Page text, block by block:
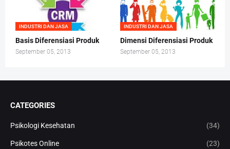
INDUSTRI DAN JASA
Basis Diferensiasi Produk
September 05, 2013
INDUSTRI DAN JASA
Dimensi Diferensiasi Produk
September 05, 2013
CATEGORIES
Psikologi Kesehatan (34)
Psikotes Online (23)